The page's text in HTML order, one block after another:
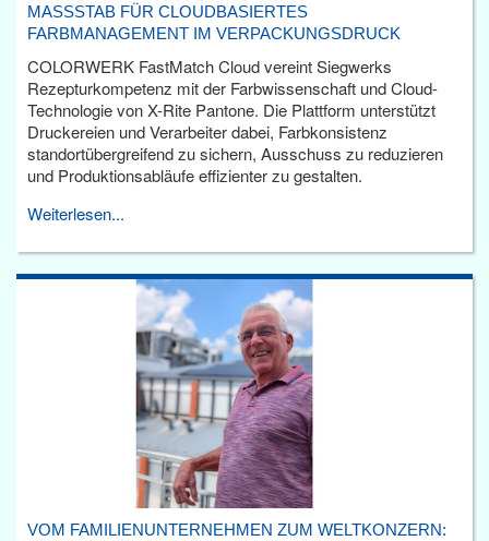
MASSSTAB FÜR CLOUDBASIERTES F
ARBMANAGEMENT IM VERPACKUNGSDRUCK
COLORWERK FastMatch Cloud vereint Siegwerks
Rezepturkompetenz mit der Farbwissenschaft und Cloud-
Technologie von X-Rite Pantone. Die Plattform unterstützt
Druckereien und Verarbeiter dabei, Farbkonsistenz
standortübergreifend zu sichern, Ausschuss zu reduzieren
und Produktionsabläufe effizienter zu gestalten.
Weiterlesen...
VOM FAMILIENUNTERNEHMEN ZUM WELTKONZERN: